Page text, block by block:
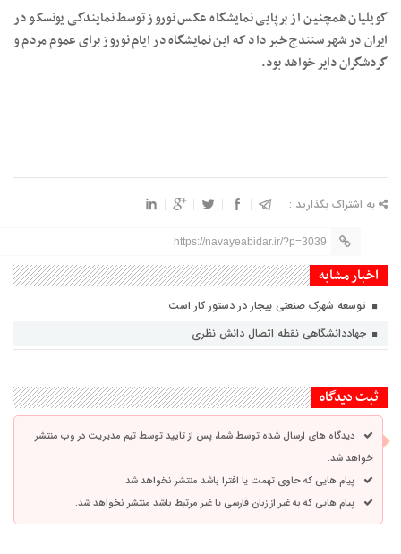
گویلیان همچنین از برپایی نمایشگاه عکس نوروز توسط نمایندگی یونسکو در
ایران در شهر سنندج خبر داد که این نمایشگاه در ایام نوروز برای عموم مردم و
گردشگران دایر خواهد بود.
به اشتراک بگذارید :
https://navayeabidar.ir/?p=3039
اخبار مشابه
توسعه شهرک صنعتی بیجار در دستور کار است
جهاددانشگاهی نقطه اتصال دانش نظری
ثبت دیدگاه
دیدگاه های ارسال شده توسط شما، پس از تایید توسط تیم مدیریت در وب منتشر
خواهد شد.
پیام هایی که حاوی تهمت یا افترا باشد منتشر نخواهد شد.
پیام هایی که به غیر از زبان فارسی یا غیر مرتبط باشد منتشر نخواهد شد.